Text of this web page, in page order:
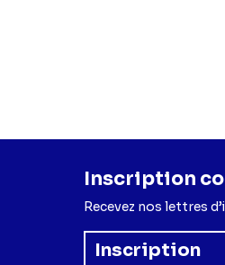
Inscription
Recevez nos lettres
Inscription